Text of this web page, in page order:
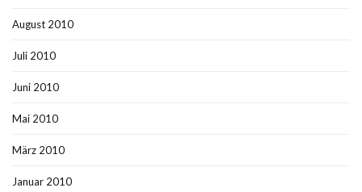
August 2010
Juli 2010
Juni 2010
Mai 2010
März 2010
Januar 2010